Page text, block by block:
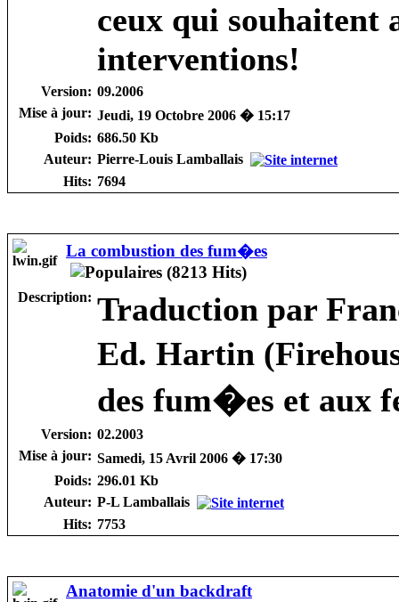
ceux qui souhaitent
interventions!
Version: 09.2006
Mise à jour: Jeudi, 19 Octobre 2006 � 15:17
Poids: 686.50 Kb
Auteur: Pierre-Louis Lamballais
Hits: 7694
La combustion des fum�es
Description: Traduction par
Ed. Hartin
des fum�es et aux
Version: 02.2003
Mise à jour: Samedi, 15 Avril 2006 � 17:30
Poids: 296.01 Kb
Auteur: P-L Lamballais
Hits: 7753
Anatomie d'un backdraft